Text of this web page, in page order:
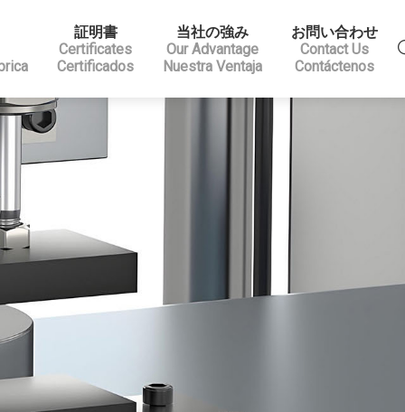
証明書
Certificates
Certificados
当社の強み
Our Advantage
Nuestra Ventaja
お問い合わせ
Contact Us
Contáctenos